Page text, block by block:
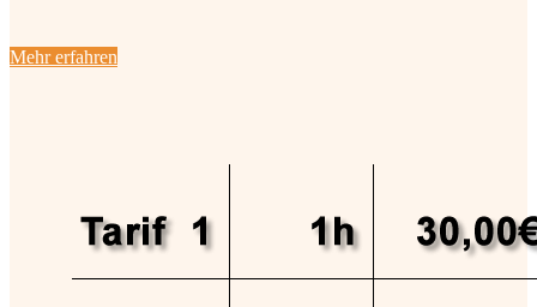
Mehr erfahren